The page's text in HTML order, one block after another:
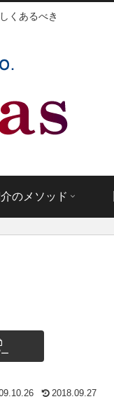
くあるべき
のメソッド
2018.09.27